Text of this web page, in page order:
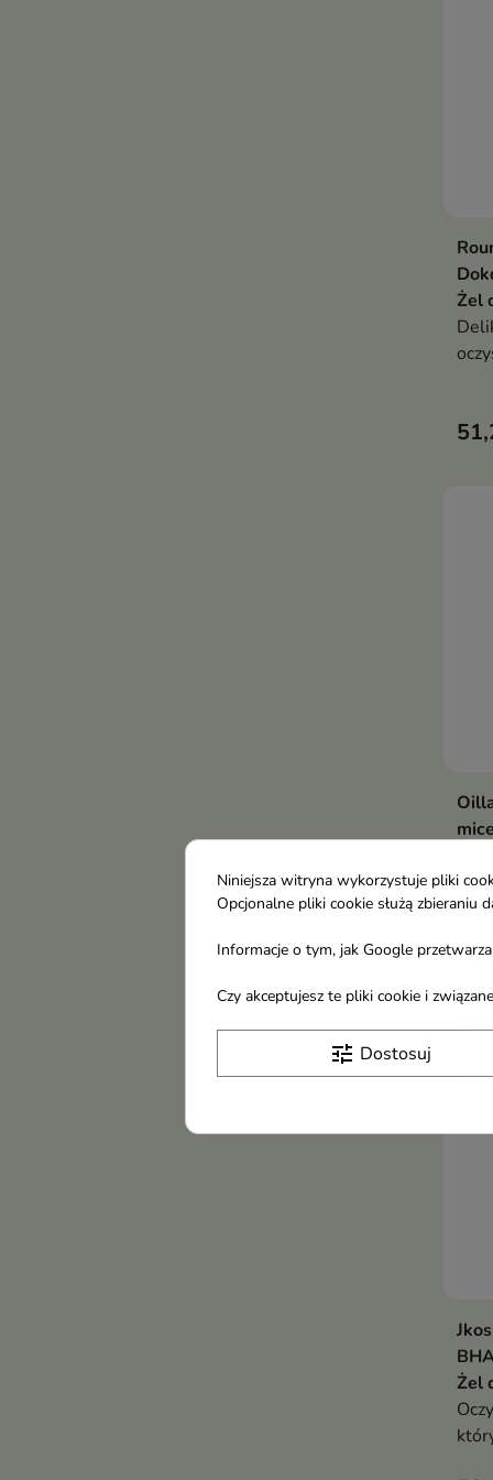
Żel
Żel
Niniejsza witryna wykorzystuje pliki
Opcjonalne pliki cookie służą
Informacje o tym, jak Google
Czy akceptujesz te pliki cookie i
tune Dostosuj